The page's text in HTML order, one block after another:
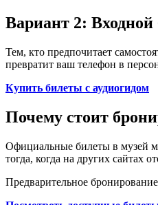
Вариант 2: Входной
Тем, кто предпочитает
превратит ваш телефон в
Купить билеты с аудиогидом
Почему стоит
Официальные билеты в музей
тогда, когда на других сайтах
Предварительное